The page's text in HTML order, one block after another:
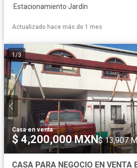
·Estacionamiento·Jardín
Actualizado hace más de 1 mes
1 /3
Casa·en venta
$ 4,200,000 MXN$ 13,907
CASA PARA NEGOCIO EN VENTA